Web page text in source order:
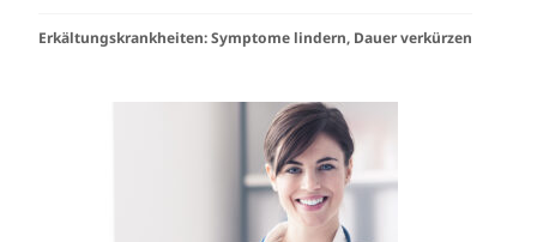
Erkältungskrankheiten: Symptome lindern, Dauer verkürzen